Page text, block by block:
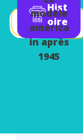
tal
Hist
oire
modèle
américa
in après
1945